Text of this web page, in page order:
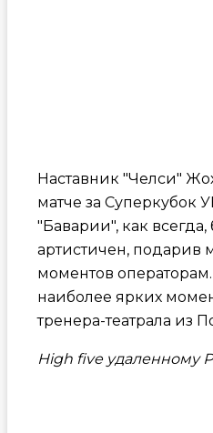
Наставник "Челси"
матче за Суперкубок
"Баварии", как
артистичен, подарив
моментов
наиболее ярких
тренера-театрала из
High five удаленному